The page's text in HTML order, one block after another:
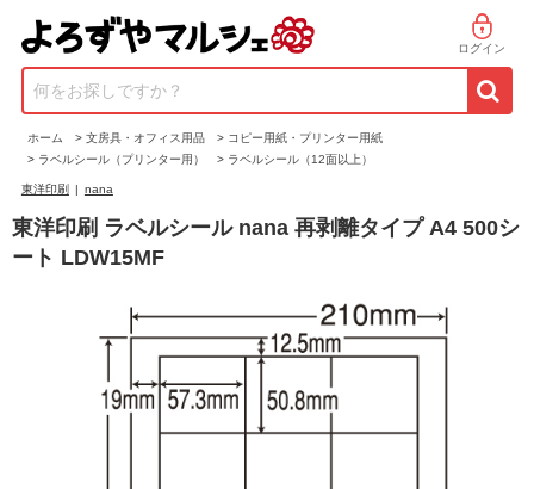
ログイン
何をお探しですか？
ホーム > 文房具・オフィス用品 > コピー用紙・プリンター用紙
> ラベルシール（プリンター用） > ラベルシール（12面以上）
東洋印刷 | nana
東洋印刷 ラベルシール nana 再剥離タイプ A4 500シ
ート LDW15MF